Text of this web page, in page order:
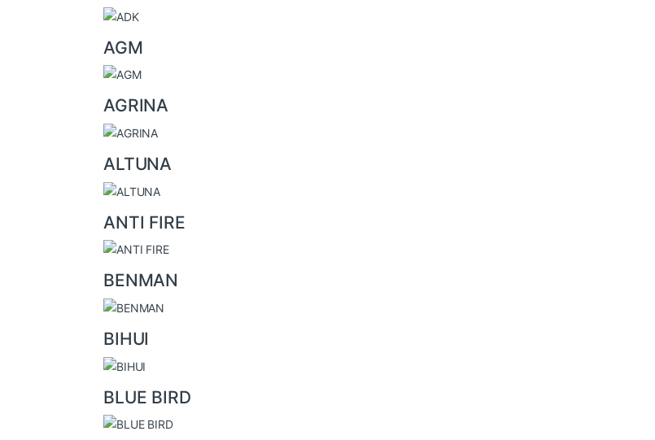
AGM
AGRINA
ALTUNA
ANTI FIRE
BENMAN
BIHUI
BLUE BIRD